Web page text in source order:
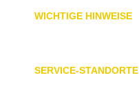
WICHTIGE HINWEISE
SERVICE-STANDORTE